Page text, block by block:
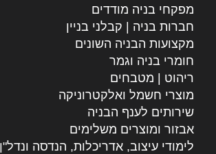
מפקחי בניה מודדים
חברות בניה | קבלני בניין
מקצועות הבניה השונים
חומרי בניה וגמר
ריהוט | מטבחים
מוצרי חשמל ואלקטרוניקה
שירותים לענף הבניה
אבזור ומוצרים משלימים
לימודי עיצוב, אדריכלות, הנדסה ונדל"ן